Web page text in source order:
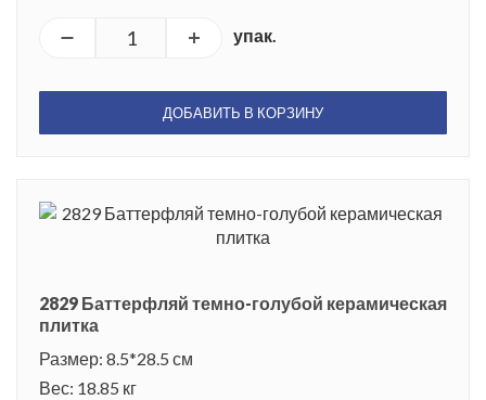
упак.
ДОБАВИТЬ В КОРЗИНУ
2829 Баттерфляй темно-голубой керамическая
плитка
Размер: 8.5*28.5 см
Вес: 18.85 кг